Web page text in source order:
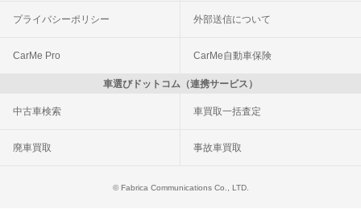
プライバシーポリシー 外部送信について
CarMe Pro CarMe自動車保険
車選びドットコム（連携サービス）
中古車検索 車買取一括査定
廃車買取 事故車買取
© Fabrica Communications Co., LTD.